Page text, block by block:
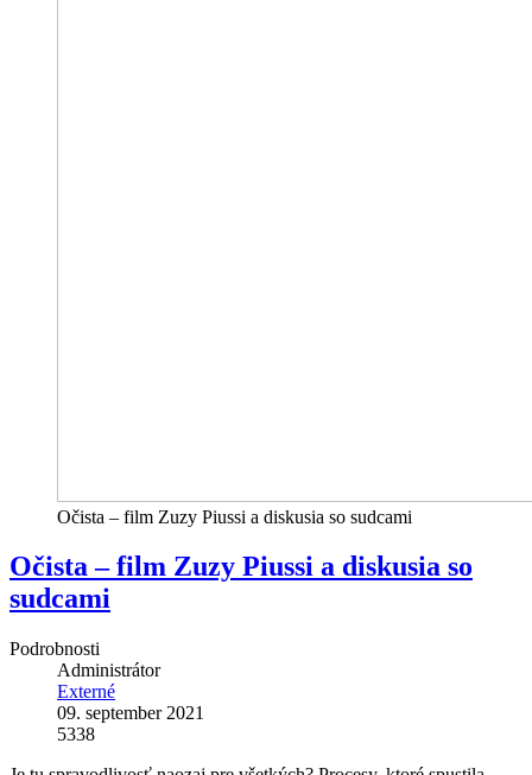
Očista – film Zuzy Piussi a diskusia so sudcami
Očista – film Zuzy Piussi a diskusia so
sudcami
Podrobnosti
Administrátor
Externé
09. september 2021
5338